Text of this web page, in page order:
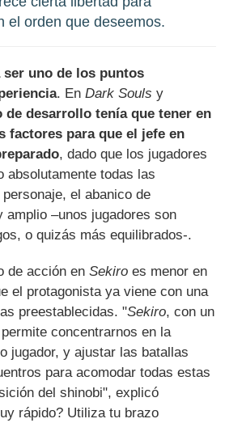
el orden que deseemos.
ser uno de los puntos
. EnDark Souls y
de desarrollo tenía que tener en
factores para que el jefe en
, dado que los jugadores
absolutamente todas las
el abanico de
amplio –unos jugadores son
o quizás más equilibrados-.
de acción enSekiro es menor en
el protagonista ya viene con una
preestablecidas. "Sekiro, con un
concentrarnos en la
jugador, y ajustar las batallas
para acomodar todas estas
del shinobi", explicó
rápido? Utiliza tu brazo